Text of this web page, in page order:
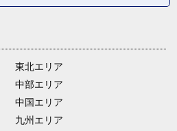
東北エリア
中部エリア
中国エリア
九州エリア